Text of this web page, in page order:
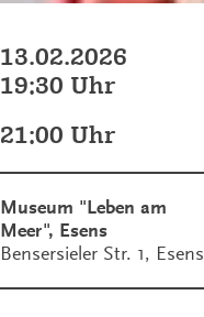
13.02.2026
19:30 Uhr
21:00 Uhr
Museum "Leben am
Meer", Esens
Bensersieler Str. 1, Esens